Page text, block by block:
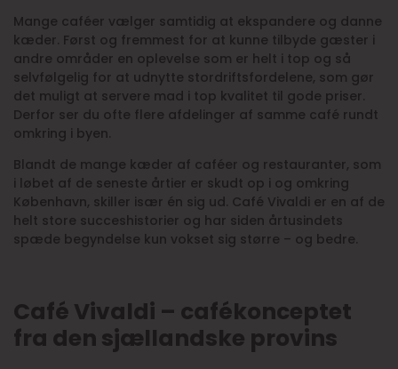
Mange caféer vælger samtidig at ekspandere og danne
kæder. Først og fremmest for at kunne tilbyde gæster i
andre områder en oplevelse som er helt i top og så
selvfølgelig for at udnytte stordriftsfordelene, som gør
det muligt at servere mad i top kvalitet til gode priser.
Derfor ser du ofte flere afdelinger af samme café rundt
omkring i byen.
Blandt de mange kæder af caféer og restauranter, som
i løbet af de seneste årtier er skudt op i og omkring
København, skiller især én sig ud. Café Vivaldi er en af de
helt store succeshistorier og har siden årtusindets
spæde begyndelse kun vokset sig større – og bedre.
Café Vivaldi – cafékonceptet
fra den sjællandske provins